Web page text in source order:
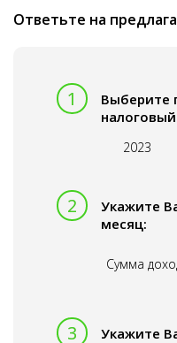
Ответьте на
Выберите
2023
Укажите
месяц:
Сумма
Укажите